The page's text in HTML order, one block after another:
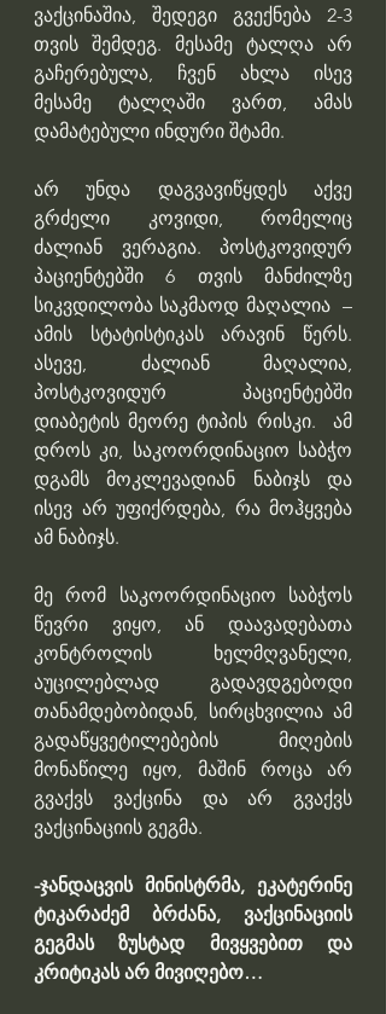
ვაქცინაშია, შედეგი გვექნება 2-3
თვის შემდეგ. მესამე ტალღა არ
გაჩერებულა, ჩვენ ახლა ისევ
მესამე ტალღაში ვართ, ამას
დამატებული ინდური შტამი.
არ უნდა დაგვავიწყდეს აქვე
გრძელი კოვიდი, რომელიც
ძალიან ვერაგია. პოსტკოვიდურ
პაციენტებში 6 თვის მანძილზე
სიკვდილობა საკმაოდ მაღალია  –
ამის სტატისტიკას არავინ წერს.
ასევე, ძალიან მაღალია,
პოსტკოვიდურ პაციენტებში
დიაბეტის მეორე ტიპის რისკი.  ამ
დროს კი, საკოორდინაციო საბჭო
დგამს მოკლევადიან ნაბიჯს და
ისევ არ უფიქრდება, რა მოჰყვება
ამ ნაბიჯს.
მე რომ საკოორდინაციო საბჭოს
წევრი ვიყო, ან დაავადებათა
კონტროლის ხელმღვანელი,
აუცილებლად გადავდგებოდი
თანამდებობიდან, სირცხვილია ამ
გადაწყვეტილებების მიღების
მონაწილე იყო, მაშინ როცა არ
გვაქვს ვაქცინა და არ გვაქვს
ვაქცინაციის გეგმა.
-ჯანდაცვის მინისტრმა, ეკატერინე
ტიკარაძემ ბრძანა, ვაქცინაციის
გეგმას ზუსტად მივყვებით და
კრიტიკას არ მივიღებო…